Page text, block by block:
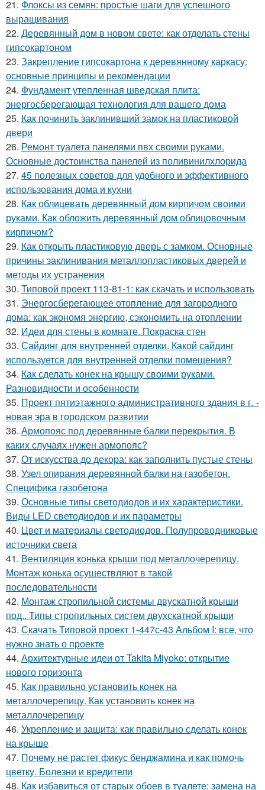
21. Флоксы из семян: простые шаги для успешного
выращивания
22. Деревянный дом в новом свете: как отделать стены
гипсокартоном
23. Закрепление гипсокартона к деревянному каркасу:
основные принципы и рекомендации
24. Фундамент утепленная шведская плита:
энергосберегающая технология для вашего дома
25. Как починить заклинивший замок на пластиковой
двери
26. Ремонт туалета панелями пвх своими руками.
Основные достоинства панелей из поливинилхлорида
27. 45 полезных советов для удобного и эффективного
использования дома и кухни
28. Как облицевать деревянный дом кирпичом своими
руками. Как обложить деревянный дом облицовочным
кирпичом?
29. Как открыть пластиковую дверь с замком. Основные
причины заклинивания металлопластиковых дверей и
методы их устранения
30. Типовой проект 113-81-1: как скачать и использовать
31. Энергосберегающее отопление для загородного
дома: как экономя энергию, сэкономить на отоплении
32. Идеи для стены в комнате. Покраска стен
33. Сайдинг для внутренней отделки. Какой сайдинг
используется для внутренней отделки помещения?
34. Как сделать конек на крышу своими руками.
Разновидности и особенности
35. Проект пятиэтажного административного здания в г. -
новая эра в городском развитии
36. Армопояс под деревянные балки перекрытия. В
каких случаях нужен армопояс?
37. От искусства до декора: как заполнить пустые стены
38. Узел опирания деревянной балки на газобетон.
Специфика газобетона
39. Основные типы светодиодов и их характеристики.
Виды LED светодиодов и их параметры
40. Цвет и материалы светодиодов. Полупроводниковые
источники света
41. Вентиляция конька крыши под металлочерепицу.
Монтаж конька осуществляют в такой
последовательности
42. Монтаж стропильной системы двускатной крыши
под.. Типы стропильных систем двухскатной крыши
43. Скачать Типовой проект 1-447с-43 Альбом I: все, что
нужно знать о проекте
44. Архитектурные идеи от Takita Miyoko: открытие
нового горизонта
45. Как правильно установить конек на
металлочерепицу. Как установить конек на
металлочерепицу
46. Укрепление и защита: как правильно сделать конек
на крыше
47. Почему не растет фикус бенджамина и как помочь
цветку. Болезни и вредители
48. Как избавиться от старых обоев в туалете: замена на